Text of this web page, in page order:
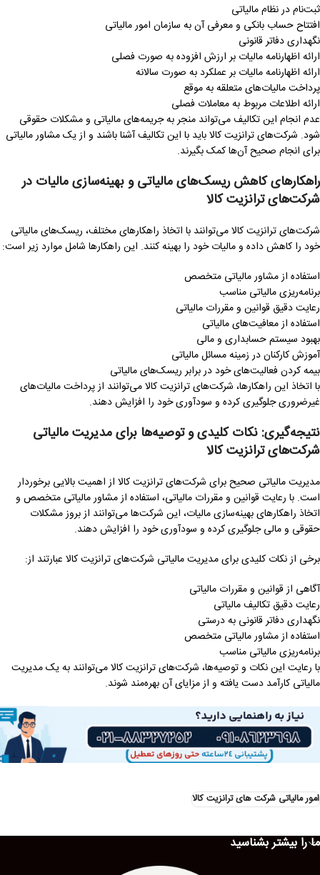
ثبت‌نام در نظام مالیاتی
افتتاح حساب بانکی و معرفی آن به سازمان امور مالیاتی
نگهداری دفاتر قانونی
ارائه اظهارنامه مالیات بر ارزش افزوده به صورت فصلی
ارائه اظهارنامه مالیات بر عملکرد به صورت سالانه
پرداخت مالیات‌های متعلقه به موقع
ارائه اطلاعات مربوط به معاملات فصلی
عدم انجام این تکالیف می‌تواند منجر به جریمه‌های مالیاتی و مشکلات حقوقی
شود. شرکت‌های ترانزیت کالا باید با این تکالیف آشنا باشند و از یک مشاور مالیاتی
برای انجام صحیح آن‌ها کمک بگیرند.
راهکارهای کاهش ریسک‌های مالیاتی و بهینه‌سازی مالیات در
شرکت‌های ترانزیت کالا
شرکت‌های ترانزیت کالا می‌توانند با اتخاذ راهکارهای مختلف، ریسک‌های مالیاتی
خود را کاهش داده و مالیات خود را بهینه کنند. این راهکارها شامل موارد زیر است:
استفاده از مشاور مالیاتی متخصص
برنامه‌ریزی مالیاتی مناسب
رعایت دقیق قوانین و مقررات مالیاتی
استفاده از معافیت‌های مالیاتی
بهبود سیستم حسابداری و مالی
آموزش کارکنان در زمینه مسائل مالیاتی
بیمه کردن فعالیت‌های خود در برابر ریسک‌های مالیاتی
با اتخاذ این راهکارها، شرکت‌های ترانزیت کالا می‌توانند از پرداخت مالیات‌های
غیرضروری جلوگیری کرده و سودآوری خود را افزایش دهند.
نتیجه‌گیری: نکات کلیدی و توصیه‌ها برای مدیریت مالیاتی
شرکت‌های ترانزیت کالا
مدیریت مالیاتی صحیح برای شرکت‌های ترانزیت کالا از اهمیت بالایی برخوردار
است. با رعایت قوانین و مقررات مالیاتی، استفاده از مشاور مالیاتی متخصص و
اتخاذ راهکارهای بهینه‌سازی مالیات، این شرکت‌ها می‌توانند از بروز مشکلات
حقوقی و مالی جلوگیری کرده و سودآوری خود را افزایش دهند.
برخی از نکات کلیدی برای مدیریت مالیاتی شرکت‌های ترانزیت کالا عبارتند از:
آگاهی از قوانین و مقررات مالیاتی
رعایت دقیق تکالیف مالیاتی
نگهداری دفاتر قانونی به درستی
استفاده از مشاور مالیاتی متخصص
برنامه‌ریزی مالیاتی مناسب
با رعایت این نکات و توصیه‌ها، شرکت‌های ترانزیت کالا می‌توانند به یک مدیریت
مالیاتی کارآمد دست یافته و از مزایای آن بهره‌مند شوند.
امور مالیاتی شرکت های ترانزیت کالا
ما را بیشتر بشناسید